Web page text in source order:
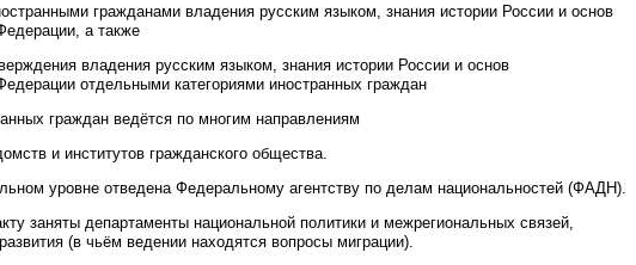
гражданами владения русским языком, знания истории России и основ
а также
владения русским языком, знания истории России и основ
отдельными категориями иностранных граждан
граждан ведётся по многим направлениям
и институтов гражданского общества.
уровне отведена Федеральному агентству по делам национальностей (ФАДН).
заняты департаменты национальной политики и межрегиональных связей,
(в чьём ведении находятся вопросы миграции).